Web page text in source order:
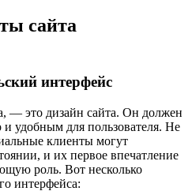
сайта
интерфейс
— это дизайн сайта. Он должен
удобным для пользователя. Не
клиенты могут
и их первое впечатление
роль. Вот несколько
интерфейса: